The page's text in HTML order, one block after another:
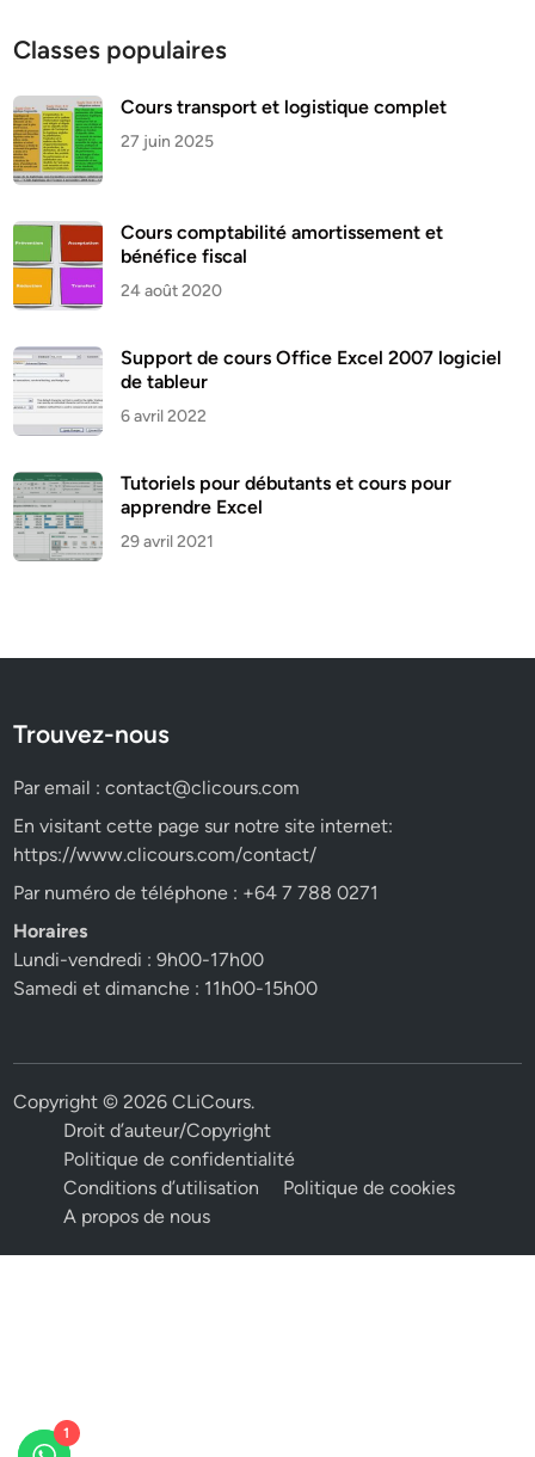
Classes populaires
Cours transport et logistique complet
27 juin 2025
Cours comptabilité amortissement et
bénéfice fiscal
24 août 2020
Support de cours Office Excel 2007 logiciel
de tableur
6 avril 2022
Tutoriels pour débutants et cours pour
apprendre Excel
29 avril 2021
Trouvez-nous
Par email :contact@clicours.com
En visitant cette page sur notre site internet:
https://www.clicours.com/contact/
Par numéro de téléphone : +64 7 788 0271
Horaires
Lundi-vendredi : 9h00-17h00
Samedi et dimanche : 11h00-15h00
Copyright © 2026CLiCours.
Droit d’auteur/Copyright
Politique de confidentialité
Conditions d’utilisation
Politique de cookies
A propos de nous
1